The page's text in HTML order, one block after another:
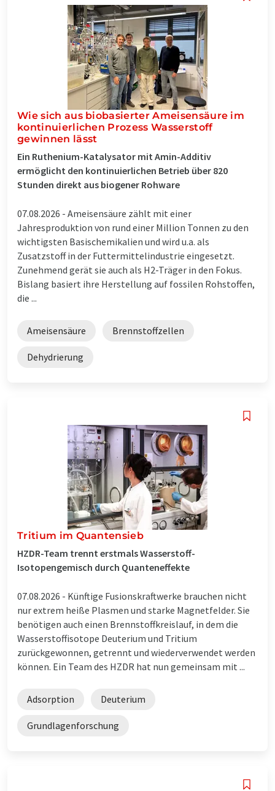
Wie sich aus biobasierter Ameisensäure im
kontinuierlichen Prozess Wasserstoff
gewinnen lässt
Ein Ruthenium-Katalysator mit Amin-Additiv
ermöglicht den kontinuierlichen Betrieb über 820
Stunden direkt aus biogener Rohware
07.08.2026 - Ameisensäure zählt mit einer
Jahresproduktion von rund einer Million Tonnen zu den
wichtigsten Basischemikalien und wird u.a. als
Zusatzstoff in der Futtermittelindustrie eingesetzt.
Zunehmend gerät sie auch als H2-Träger in den Fokus.
Bislang basiert ihre Herstellung auf fossilen Rohstoffen,
die ...
Ameisensäure Brennstoffzellen
Dehydrierung
Tritium im Quantensieb
HZDR-Team trennt erstmals Wasserstoff-
Isotopengemisch durch Quanteneffekte
07.08.2026 - Künftige Fusionskraftwerke brauchen nicht
nur extrem heiße Plasmen und starke Magnetfelder. Sie
benötigen auch einen Brennstoffkreislauf, in dem die
Wasserstoffisotope Deuterium und Tritium
zurückgewonnen, getrennt und wiederverwendet werden
können. Ein Team des HZDR hat nun gemeinsam mit ...
Adsorption Deuterium
Grundlagenforschung